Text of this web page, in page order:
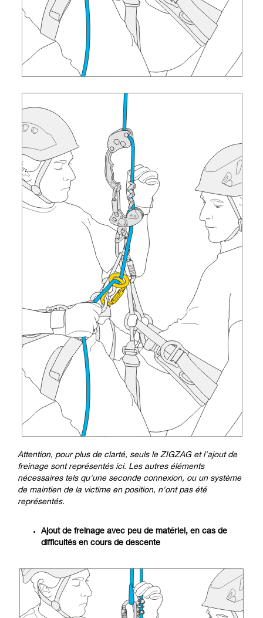
Attention, pour plus de clarté, seuls le ZIGZAG et l'ajout de
freinage sont représentés ici. Les autres éléments
nécessaires tels qu'une seconde connexion, ou un système
de maintien de la victime en position, n'ont pas été
représentés.
Ajout de freinage avec peu de matériel, en cas de
difficultés en cours de descente